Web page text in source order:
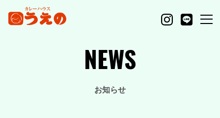
NEWS
お知らせ